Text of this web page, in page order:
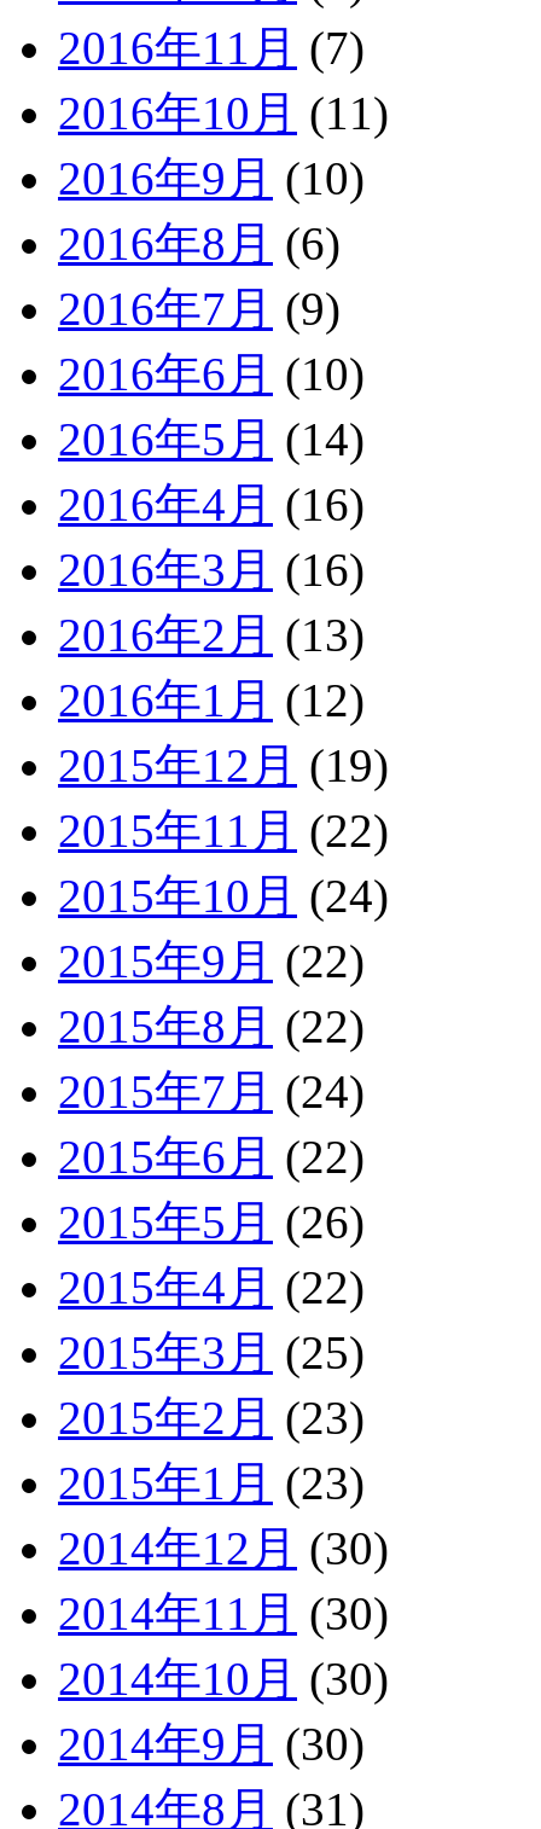
2016年11月 (7)
2016年10月 (11)
2016年9月 (10)
2016年8月 (6)
2016年7月 (9)
2016年6月 (10)
2016年5月 (14)
2016年4月 (16)
2016年3月 (16)
2016年2月 (13)
2016年1月 (12)
2015年12月 (19)
2015年11月 (22)
2015年10月 (24)
2015年9月 (22)
2015年8月 (22)
2015年7月 (24)
2015年6月 (22)
2015年5月 (26)
2015年4月 (22)
2015年3月 (25)
2015年2月 (23)
2015年1月 (23)
2014年12月 (30)
2014年11月 (30)
2014年10月 (30)
2014年9月 (30)
2014年8月 (31)